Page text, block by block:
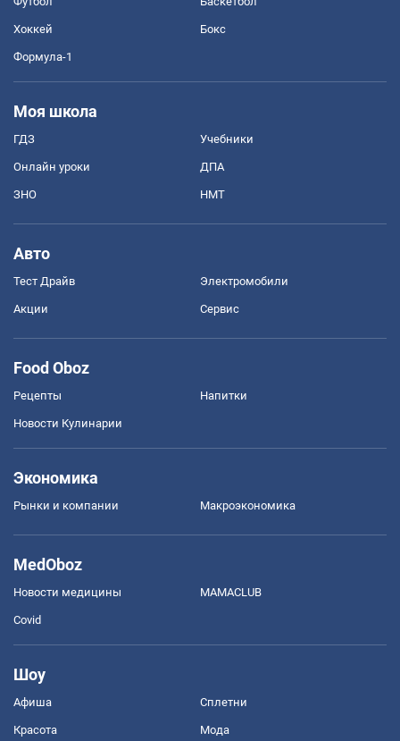
Хоккей Бокс
Формула-1
Моя школа
ГДЗ Учебники
Онлайн уроки ДПА
ЗНО НМТ
Авто
Тест Драйв Электромобили
Акции Сервис
Food Oboz
Рецепты Напитки
Новости Кулинарии
Экономика
Рынки и компании Mакроэкономика
MedOboz
Новости медицины MAMACLUB
Covid
Шоу
Афиша Сплетни
Красота Мода